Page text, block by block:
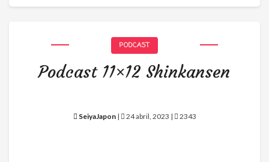
PODCAST
Podcast 11×12 Shinkansen
SeiyaJapon| 24 abril, 2023 | 2343